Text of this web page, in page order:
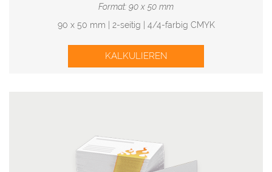
Format: 90 x 50 mm
90 x 50 mm | 2-seitig | 4/4-farbig CMYK
KALKULIEREN